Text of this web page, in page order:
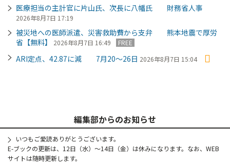
医療担当の主計官に片山氏、次長に八幡氏 財務省人事
2026年8月7日 17:19
被災地への医師派遣、災害救助費から支弁 熊本地震で厚労
省【無料】
2026年8月7日 16:49 FREE
ARI定点、42.87に減 7月20～26日 2026年8月7日 15:04
編集部からのお知らせ
いつもご愛読ありがとうございます。
E-ブックの更新は、12日（水）～14日（金）は休みになります。なお、WEB
サイトは随時更新します。